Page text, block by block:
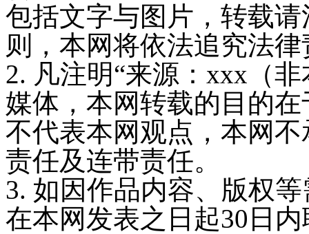
包括文字与图片，转载
则，本网将依法追究法
2. 凡注明“来源：xxx（
媒体，本网转载的目的
不代表本网观点，本网
责任及连带责任。
3. 如因作品内容、版权
在本网发表之日起30日